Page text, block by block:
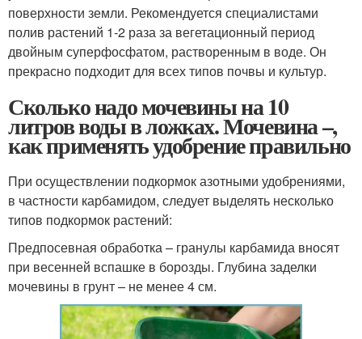
поверхности земли. Рекомендуется специалистами
полив растений 1-2 раза за вегетационный период
двойным суперфосфатом, растворенным в воде. Он
прекрасно подходит для всех типов почвы и культур.
Сколько надо мочевины на 10
литров воды в ложках. Мочевина –,
как применять удобрение правильно
При осуществлении подкормок азотными удобрениями,
в частности карбамидом, следует выделять несколько
типов подкормок растений:
Предпосевная обработка – гранулы карбамида вносят
при весенней вспашке в борозды. Глубина заделки
мочевины в грунт – не менее 4 см.